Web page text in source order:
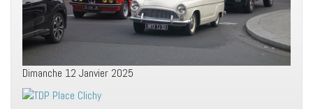
Dimanche 12 Janvier 2025